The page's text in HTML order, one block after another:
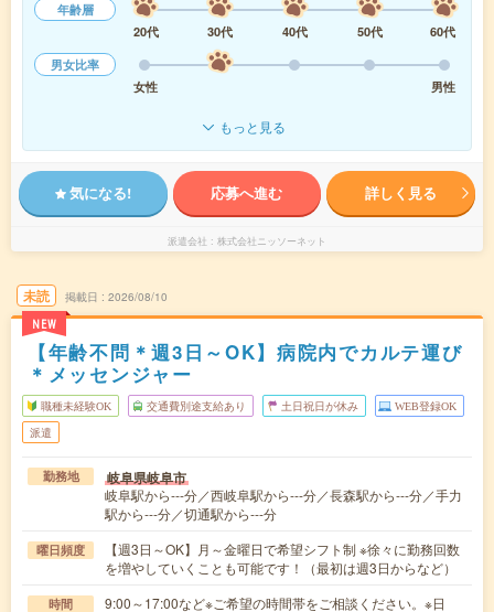
年齢層
20代
30代 40代 50代
60代
男女比率
女性
男性
もっと見る
気になる! 応募へ進む 詳しく見る
派遣会社 株式会社ニッソーネット
未読
NEW
掲載日 2026/08/10
【年齢不問＊週3日～OK】病院内でカルテ運び
＊メッセンジャー
職種未経験OK 交通費別途支給あり 土日祝日が休み WEB登録OK
派遣
勤務地 岐阜県岐阜市
岐阜駅から---分／西岐阜駅から---分／長森駅から---分／手力
駅から---分／切通駅から---分
曜日頻度
【週3日～OK】月～金曜日で希望シフト制 ※徐々に勤務回数
を増やしていくことも可能です！（最初は週3日からなど）
時間
9:00～17:00など※ご希望の時間帯をご相談ください。※日